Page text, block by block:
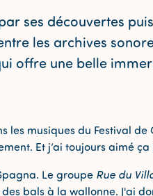
ses découvertes
les archives
offre une belle
les musiques du Festival de
Et j’ai toujours aimé ça
Le groupe Rue du
bals à la wallonne. J'ai